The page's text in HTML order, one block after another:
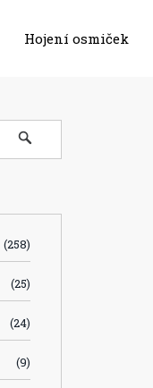
Hojení osmiček
(258)
(25)
(24)
(9)